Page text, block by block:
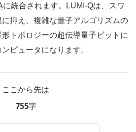
に統合されます。LUMI-Qは、スワ
抑え、複雑な量子アルゴリズムの
トポロジーの超伝導量子ビットに
ピュータになります。
ここから先は
755字